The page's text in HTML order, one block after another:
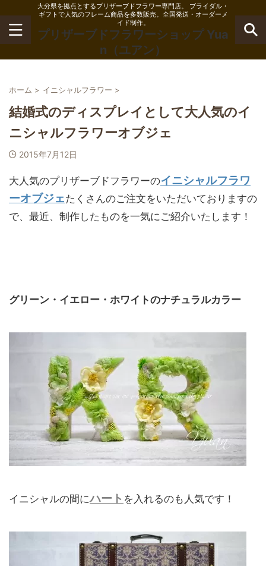
大分県を拠点とするプリザーブドフラワー専門店。 ブライダル・
ギフトで人気のフレーム商品を多数販売。全国発送・オーダーメ
イド制作。
プリザーブドフラワーショップ Yua
n（ユアン）
ホーム > イニシャルフラワー >
結婚式のディスプレイとして大人気のイ
ニシャルフラワーオブジェ
2015年7月12日
大人気のプリザーブドフラワーのイニシャルフラワ
ーオブジェたくさんのご注文をいただいておりますの
で、最近、制作したものを一気にご紹介いたします！
グリーン・イエロー・ホワイトのナチュラルカラー
イニシャルの間にハート を入れるのも人気です！